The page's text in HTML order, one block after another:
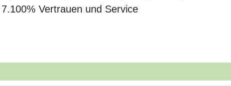
7.100% Vertrauen und Service